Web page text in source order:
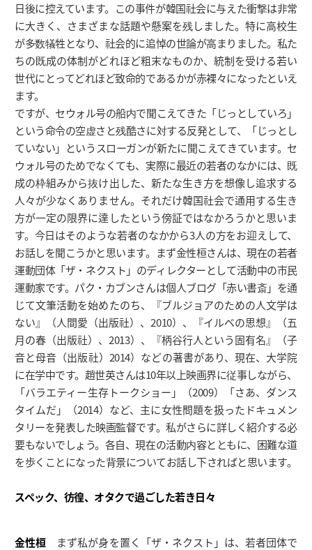
日後に控えています。この事件が韓国社会に与えた衝撃は非常
に大きく、さまざまな話題や懸案を残しました。特に高校生
が多数犠牲となり、社会的に追悼の世論が高まりました。私た
ちの既成の体制がどれほど粗末なものか、統制を受ける若い
世代にとってどれほど致命的であるかが赤裸々になったといえ
ます。
ですが、セウォル号の船内で聞こえてきた「じっとしていろ」
という命令の空虚さと残酷さに対する反発として、「じっとし
ていない」というスローガンが新たに聞こえてきています。セ
ウォル号のためでなくても、実際に最近の若者のなかには、既
成の枠組みから抜け出した、新たな生き方を想像し追求する
人々が少なくありません。それだけ韓国社会で通用する生き
方が一定の限界に達したという傍証ではなかろうかと思いま
す。今日はそのような若者のなかから3人の方をお迎えして、
お話しを聞こうかと思います。まず金性桓さんは、現在の若者
運動団体「ザ・ネクスト」のディレクターとして活動中の市民
運動家です。パク・カブンさんは個人ブログ「赤い書斎」を通
じて文筆活動を始めたのち、『ブルジョアのための人文学は
ない』（人間愛（出版社）、2010）、『イルベの思想』（五
月の春（出版社）、2013）、『柄谷行人という固有名』（子
音と母音（出版社）2014）などの著書があり、現在、大学院
に在学中です。趙世英さんは10年以上映画界に従事しながら、
「バラエティー生存トークショー」（2009）「さあ、ダンス
タイムだ」（2014）など、主に女性問題を扱ったドキュメン
タリーを発表した映画監督です。私がさらに詳しく紹介する必
要もないでしょう。各自、現在の活動内容とともに、困難な道
を歩くことになった背景についてお話し下さればと思います。
スペック、彷徨、オタクで過ごした若き日々
金性桓 まず私が身を置く「ザ・ネクスト」は、若者団体で